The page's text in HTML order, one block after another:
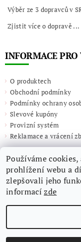
Výběr ze 3 dopravců v
Zjistit více o dopravě ...
INFORMACE PRO
O produktech
Obchodní podmínky
Podmínky ochrany
Slevové kupóny
Provizní systém
Reklamace a vrácení
Používáme
prohlížení webu a
zlepšovali jeho
informacízde